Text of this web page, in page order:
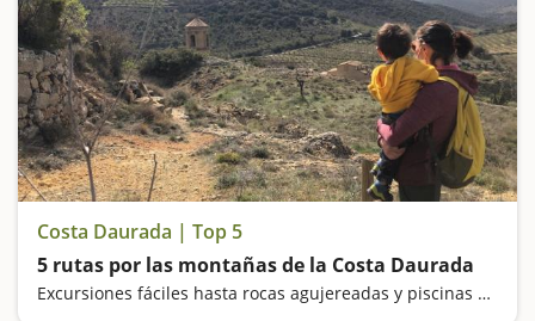
Costa Daurada | Top 5
5 rutas por las montañas de la Costa Daurada
Excursiones fáciles hasta rocas agujereadas y piscinas naturales, unas joyas escondidas en la Costa Daurada